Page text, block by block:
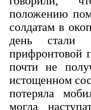
положению
солдатам в
день
прифронтовой
почти не
истощенном
потеряла
могла